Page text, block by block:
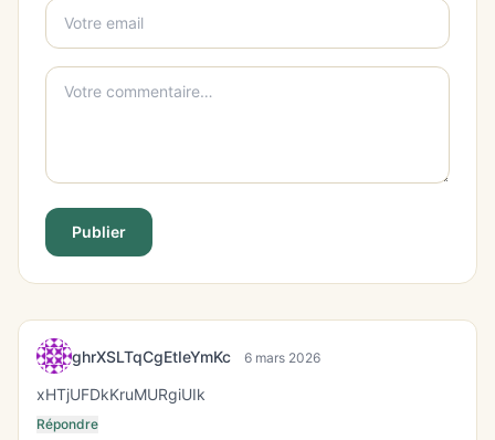
Publier
ghrXSLTqCgEtIeYmKc 6 mars 2026
xHTjUFDkKruMURgiUIk
Répondre